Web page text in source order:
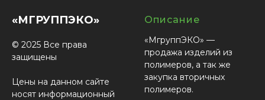
«МГРУППЭКО»
© 2025 Все права
защищены
Цены на данном сайте
носят информационный
Описание
«МгруппЭКО» —
продажа изделий из
полимеров, а так же
закупка вторичных
полимеров.